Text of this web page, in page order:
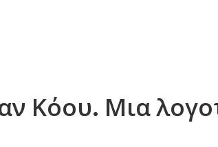
Κόου. Μια